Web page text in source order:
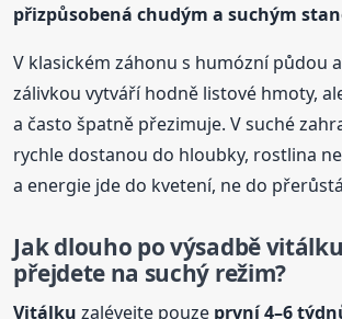
přizpůsobená chudým a suchým
V klasickém záhonu s humózní půdou
zálivkou vytváří hodně listové hmoty,
a často špatně přezimuje. V suché
rychle dostanou do hloubky, rostlina
a energie jde do kvetení, ne do
Jak dlouho po výsadběvitálku
přejdete na suchý režim?
Vitálku zalévejte pouze první 4–6